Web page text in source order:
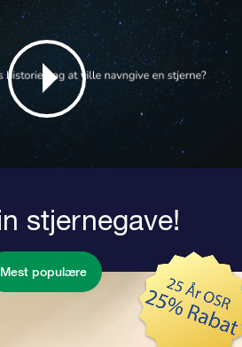
stjernegave!
Mest populære